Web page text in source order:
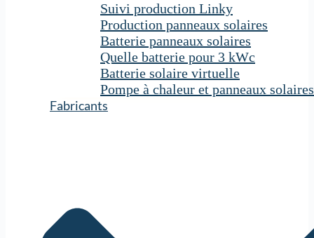
Suivi production Linky
Production panneaux solaires
Batterie panneaux solaires
Quelle batterie pour 3 kWc
Batterie solaire virtuelle
Pompe à chaleur et panneaux solaires
Fabricants